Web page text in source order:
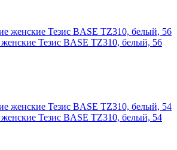
Тезис BASE TZ310, белый, 56
Тезис BASE TZ310, белый, 54